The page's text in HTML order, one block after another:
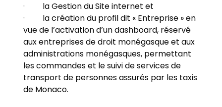
· la Gestion du Site internet et
· la création du profil dit « Entreprise » en
vue de l’activation d’un dashboard, réservé
aux entreprises de droit monégasque et aux
administrations monégasques, permettant
les commandes et le suivi de services de
transport de personnes assurés par les taxis
de Monaco.